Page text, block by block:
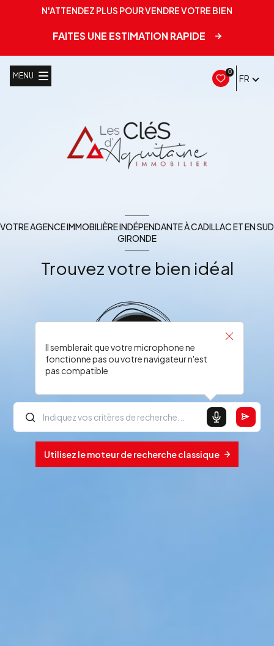
N'ATTENDEZ PLUS POUR VENDRE VOTRE BIEN
FAITES UNE ESTIMATION RAPIDE
0
FR
MENU
VOTRE AGENCE IMMOBILIÈRE INDÉPENDANTE À CADILLAC ET EN SUD
GIRONDE
Trouvez votre bien idéal
Il semblerait que votre microphone ne
fonctionne pas ou votre navigateur n'est
pas compatible
Utilisez le moteur de recherche classique